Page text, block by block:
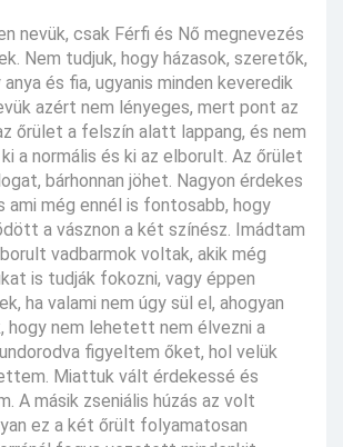
nevük, csak Férfi és Nő megnevezés
Nem tudjuk, hogy házasok, szeretők,
és fia, ugyanis minden keveredik
azért nem lényeges, mert pont az
őrület a felszín alatt lappang, és nem
a normális és ki az elborult. Az őrület
bárhonnan jöhet. Nagyon érdekes
még ennél is fontosabb, hogy
a vásznon a két színész. Imádtam
vadbarmok voltak, akik még
is tudják fokozni, vagy éppen
ha valami nem úgy sül el, ahogyan
nem lehetett nem élvezni a
figyeltem őket, hol velük
Miattuk vált érdekessé és
A másik zseniális húzás az volt
ez a két őrült folyamatosan